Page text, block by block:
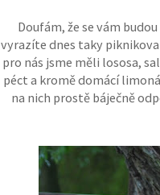
Doufám, že se vám
vyrazíte dnes taky
pro nás jsme měli lososa,
péct a kromě domácí
na nich prostě báječně